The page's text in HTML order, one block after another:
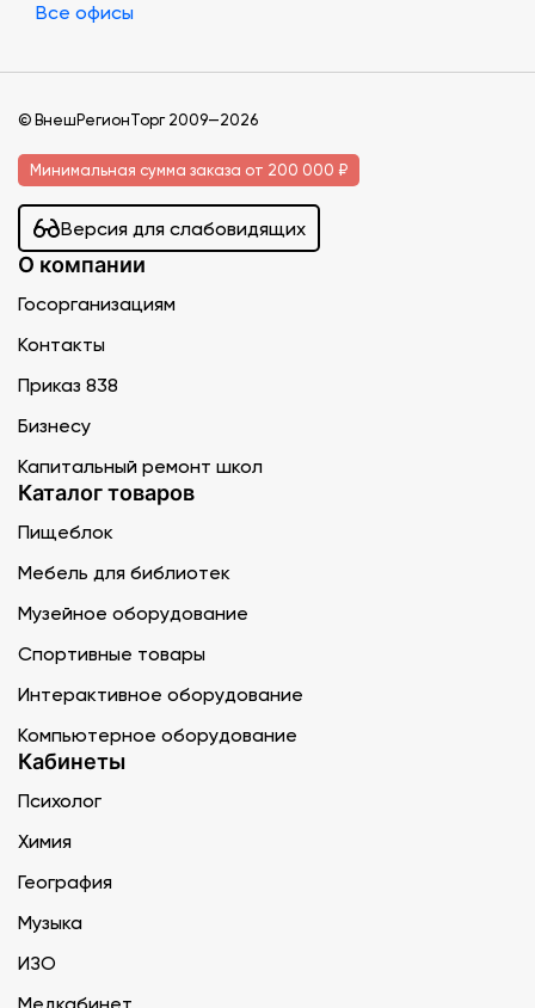
Все офисы
© ВнешРегионТорг 2009—2026
Минимальная сумма заказа от 200 000 ₽
Версия для слабовидящих
О компании
Госорганизациям
Контакты
Приказ 838
Бизнесу
Капитальный ремонт школ
Каталог товаров
Пищеблок
Мебель для библиотек
Музейное оборудование
Спортивные товары
Интерактивное оборудование
Компьютерное оборудование
Кабинеты
Психолог
Химия
География
Музыка
ИЗО